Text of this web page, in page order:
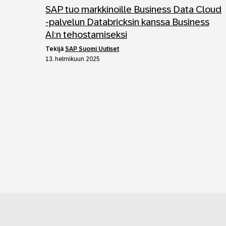
SAP tuo markkinoille Business Data Cloud
-palvelun Databricksin kanssa Business
AI:n tehostamiseksi
tekijä SAP Suomi Uutiset
13. helmikuun 2025